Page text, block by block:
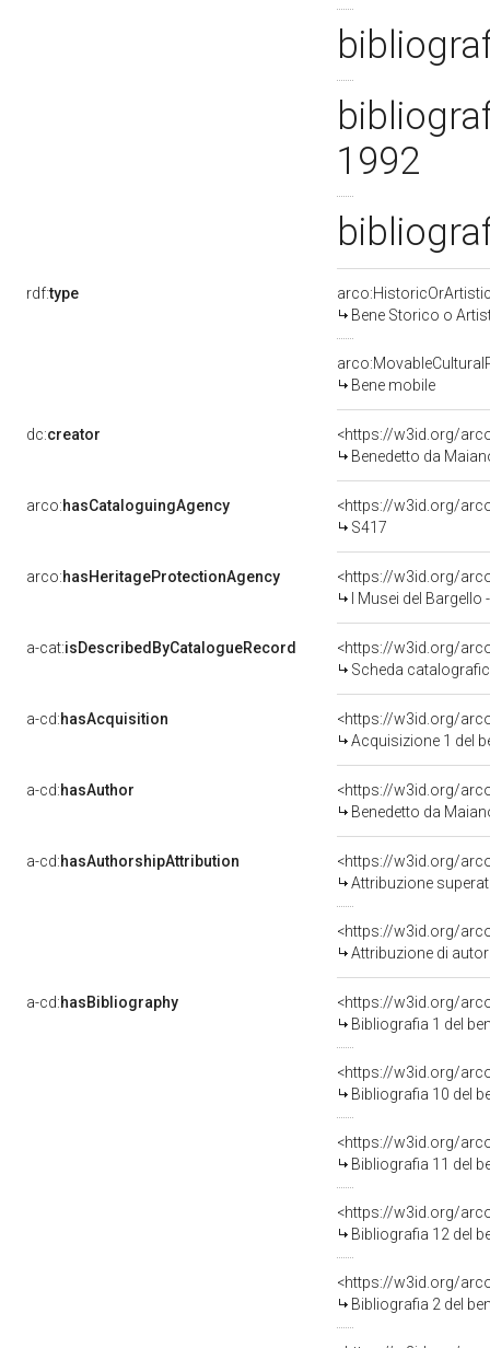
1992
rdf:type
Bene Storico o
Bene mobile
dc:creator
<https://w3id.org/
Benedetto da
arco:hasCataloguingAgency
<https://w3id.org/
S417
arco:hasHeritageProtectionAgency
<https://w3id.org/
I Musei del
a-cat:isDescribedByCatalogueRecord
<https://w3id.org/
Scheda
a-cd:hasAcquisition
<https://w3id.org/
Acquisizione 1 del
a-cd:hasAuthor
<https://w3id.org/
Benedetto da
a-cd:hasAuthorshipAttribution
<https://w3id.org/
Attribuzione
<https://w3id.org/
Attribuzione di
a-cd:hasBibliography
<https://w3id.org/
Bibliografia 1 del
<https://w3id.org/
Bibliografia 10 del
<https://w3id.org/
Bibliografia 11 del
<https://w3id.org/
Bibliografia 12 del
<https://w3id.org/
Bibliografia 2 del